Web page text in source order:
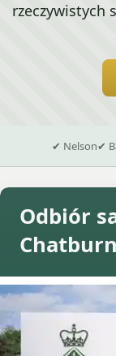
rzeczywistych
✔ Nelson✔
Odbiór
Chatburn